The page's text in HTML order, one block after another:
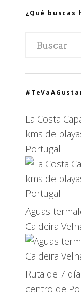
¿Qué buscas
La Costa
kms de
Portugal
Aguas
Caldeira
Ruta de 7
centro de